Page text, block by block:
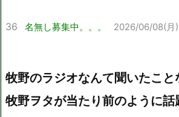
36 名無し募集中。。。 2026/06/08(月
牧野のラジオなんて聞いたこと
牧野ヲタが当たり前のように話